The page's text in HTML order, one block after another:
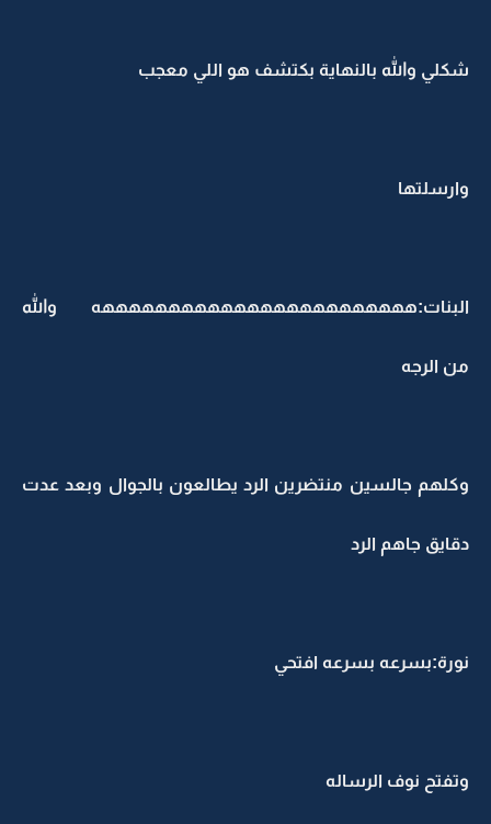
شكلي والله بالنهاية بكتشف هو اللي معجب
وارسلتها
البنات:ههههههههههههههههههههههههه والله
من الرجه
وكلهم جالسين منتضرين الرد يطالعون بالجوال وبعد عدت
دقايق جاهم الرد
نورة:بسرعه بسرعه افتحي
وتفتح نوف الرساله